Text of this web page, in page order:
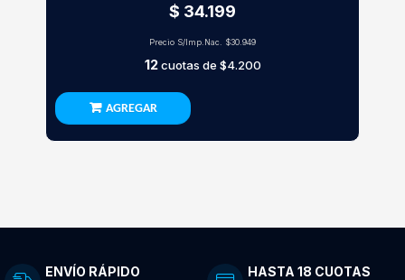
$ 34.199
Precio S/Imp.Nac. $30.949
12cuotas de $4.200
AGREGAR
ENVÍO RÁPIDO HASTA 18 CUOTAS